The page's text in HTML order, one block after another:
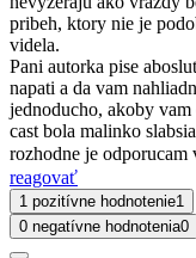
pribeh, ktory nie je
videla.
Pani autorka pise
napati a da vam
jednoducho, akoby
cast bola malinko
rozhodne je
reagovať
1 pozitívne hodnotenie1
0 negatívne hodnotenia0